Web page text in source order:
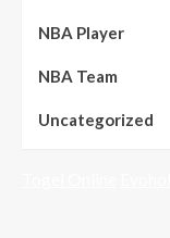
NBA Player
NBA Team
Uncategorized